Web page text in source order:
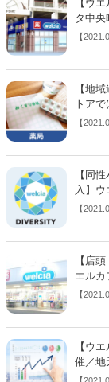
【ウ
タ中央
【
薬局は
る。
【地
トア
【
能情報
局、コ
【同
入】
【
性パー
【店
エルカ
【
界のナ
ースの
の場と
能して
【ウ
催／地